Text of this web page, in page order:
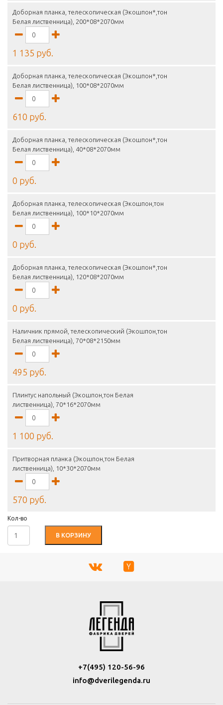
Доборная планка, телескопическая (Экошпон*,тон
Белая лиственница), 200*08*2070мм
1 135 руб.
Доборная планка, телескопическая (Экошпон*,тон
Белая лиственница), 100*08*2070мм
610 руб.
Доборная планка, телескопическая (Экошпон*,тон
Белая лиственница), 40*08*2070мм
0 руб.
Доборная планка, телескопическая (Экошпон,тон
Белая лиственница), 100*10*2070мм
0 руб.
Доборная планка, телескопическая (Экошпон*,тон
Белая лиственница), 120*08*2070мм
0 руб.
Наличник прямой, телескопический (Экошпон,тон
Белая лиственница), 70*08*2150мм
495 руб.
Плинтус напольный (Экошпон,тон Белая
лиственница), 70*16*2070мм
1 100 руб.
Притворная планка (Экошпон,тон Белая
лиственница), 10*30*2070мм
570 руб.
Кол-во
В КОРЗИНУ
+7(495) 120-56-96
info@dverilegenda.ru